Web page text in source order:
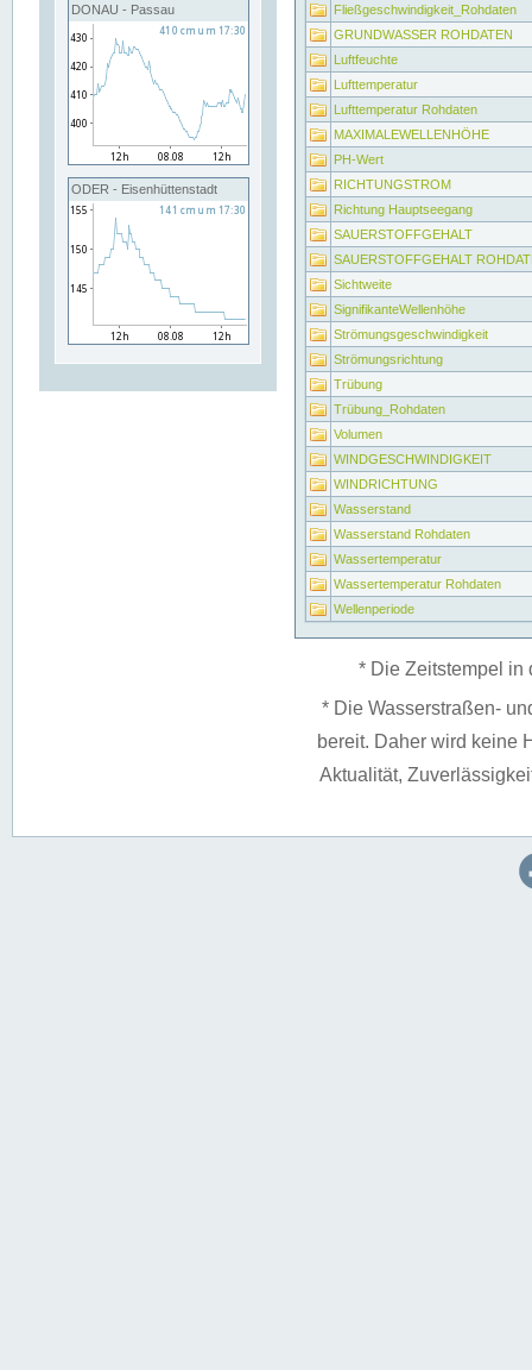
DONAU - Passau
ODER - Eisenhüttenstadt
Fließgeschwindigkeit_Rohdaten
GRUNDWASSER ROHDATEN
Luftfeuchte
Lufttemperatur
Lufttemperatur Rohdaten
MAXIMALEWELLENHÖHE
PH-Wert
RICHTUNGSTROM
Richtung Hauptseegang
SAUERSTOFFGEHALT
SAUERSTOFFGEHALT
Sichtweite
SignifikanteWellenhöhe
Strömungsgeschwindigkeit
Strömungsrichtung
Trübung
Trübung_Rohdaten
Volumen
WINDGESCHWINDIGKEIT
WINDRICHTUNG
Wasserstand
Wasserstand Rohdaten
Wassertemperatur
Wassertemperatur Rohdaten
Wellenperiode
* Die Zeitstempel in
* Die Wasserstraßen-
bereit. Daher wird keine
Aktualität,